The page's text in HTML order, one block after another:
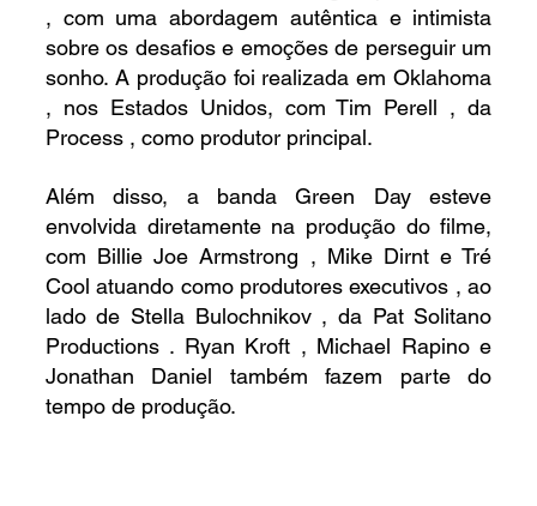
, com uma abordagem autêntica e intimista
sobre os desafios e emoções de perseguir um
sonho. A produção foi realizada em Oklahoma
, nos Estados Unidos, com Tim Perell , da
Process , como produtor principal.
Além disso, a banda Green Day esteve
envolvida diretamente na produção do filme,
com Billie Joe Armstrong , Mike Dirnt e Tré
Cool atuando como produtores executivos , ao
lado de Stella Bulochnikov , da Pat Solitano
Productions . Ryan Kroft , Michael Rapino e
Jonathan Daniel também fazem parte do
tempo de produção.